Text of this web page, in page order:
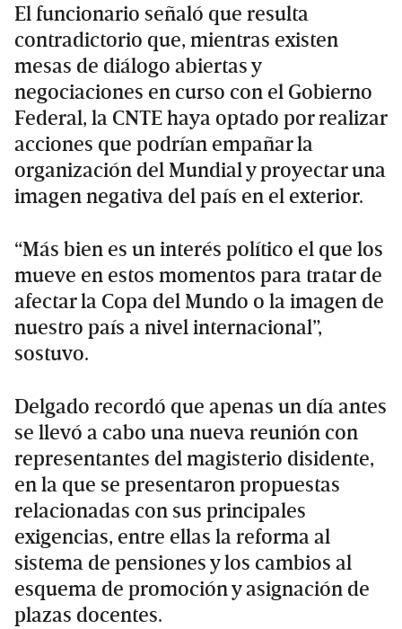
El funcionario señaló que resulta
contradictorio que, mientras existen
mesas de diálogo abiertas y
negociaciones en curso con el Gobierno
Federal, la CNTE haya optado por realizar
acciones que podrían empañar la
organización del Mundial y proyectar una
imagen negativa del país en el exterior.
“Más bien es un interés político el que los
mueve en estos momentos para tratar de
afectar la Copa del Mundo o la imagen de
nuestro país a nivel internacional”,
sostuvo.
Delgado recordó que apenas un día antes
se llevó a cabo una nueva reunión con
representantes del magisterio disidente,
en la que se presentaron propuestas
relacionadas con sus principales
exigencias, entre ellas la reforma al
sistema de pensiones y los cambios al
esquema de promoción y asignación de
plazas docentes.